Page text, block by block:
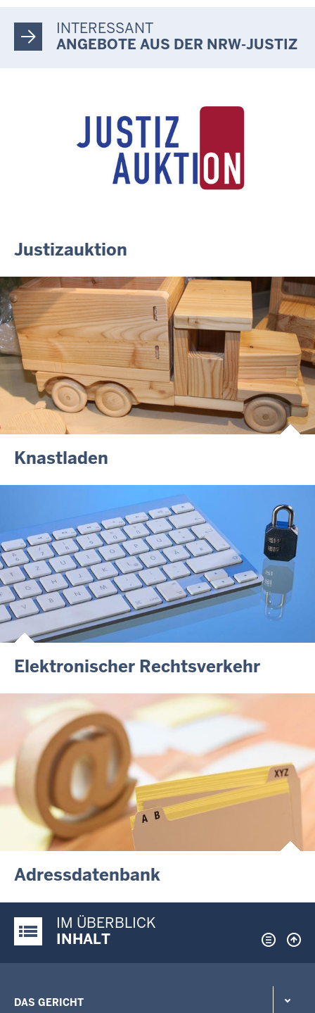
Dein Mut findet Rückhalt: Die Justiz NRW unterstützt
Informationskampagne gegen häusliche Gewalt
Justiz der Zukunft gemeinsam gestalten: Minister Limbach
zieht positive Bilanz des Projekts Zukunftswerkstatt Justiz
der Justizvollzugsschule NRW geehrt
RechtSpecial - Schiedsleute helfen Streit schlichten!
INTERESSANT
ANGEBOTE AUS DER NRW-JUSTIZ
Justizauktion
Knastladen
Elektronischer Rechtsverkehr
Adressdatenbank
Justiz-Portal im Überblick:
IM ÜBERBLICK
INHALT
DAS GERICHT